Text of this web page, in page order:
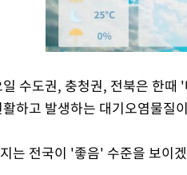
수도권, 충청권, 전북은 한
하고 발생하는 대기오염물질
는 전국이 '좋음' 수준을 보이